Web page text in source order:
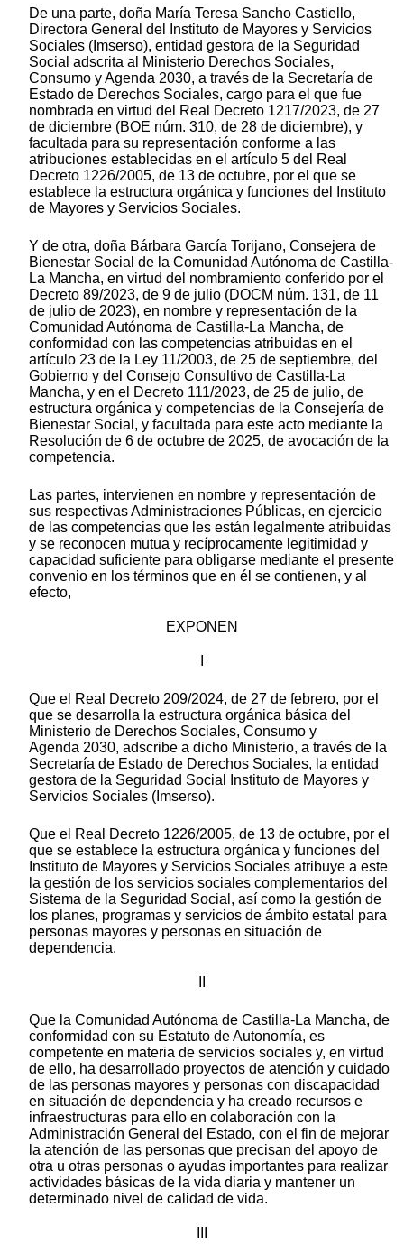
De una parte, doña María Teresa Sancho Castiello,
Directora General del Instituto de Mayores y Servicios
Sociales (Imserso), entidad gestora de la Seguridad
Social adscrita al Ministerio Derechos Sociales,
Consumo y Agenda 2030, a través de la Secretaría de
Estado de Derechos Sociales, cargo para el que fue
nombrada en virtud del Real Decreto 1217/2023, de 27
de diciembre (BOE núm. 310, de 28 de diciembre), y
facultada para su representación conforme a las
atribuciones establecidas en el artículo 5 del Real
Decreto 1226/2005, de 13 de octubre, por el que se
establece la estructura orgánica y funciones del Instituto
de Mayores y Servicios Sociales.
Y de otra, doña Bárbara García Torijano, Consejera de
Bienestar Social de la Comunidad Autónoma de Castilla-
La Mancha, en virtud del nombramiento conferido por el
Decreto 89/2023, de 9 de julio (DOCM núm. 131, de 11
de julio de 2023), en nombre y representación de la
Comunidad Autónoma de Castilla-La Mancha, de
conformidad con las competencias atribuidas en el
artículo 23 de la Ley 11/2003, de 25 de septiembre, del
Gobierno y del Consejo Consultivo de Castilla-La
Mancha, y en el Decreto 111/2023, de 25 de julio, de
estructura orgánica y competencias de la Consejería de
Bienestar Social, y facultada para este acto mediante la
Resolución de 6 de octubre de 2025, de avocación de la
competencia.
Las partes, intervienen en nombre y representación de
sus respectivas Administraciones Públicas, en ejercicio
de las competencias que les están legalmente atribuidas
y se reconocen mutua y recíprocamente legitimidad y
capacidad suficiente para obligarse mediante el presente
convenio en los términos que en él se contienen, y al
efecto,
EXPONEN
Que el Real Decreto 209/2024, de 27 de febrero, por el
que se desarrolla la estructura orgánica básica del
Ministerio de Derechos Sociales, Consumo y
Agenda 2030, adscribe a dicho Ministerio, a través de la
Secretaría de Estado de Derechos Sociales, la entidad
gestora de la Seguridad Social Instituto de Mayores y
Servicios Sociales (Imserso).
Que el Real Decreto 1226/2005, de 13 de octubre, por el
que se establece la estructura orgánica y funciones del
Instituto de Mayores y Servicios Sociales atribuye a este
la gestión de los servicios sociales complementarios del
Sistema de la Seguridad Social, así como la gestión de
los planes, programas y servicios de ámbito estatal para
personas mayores y personas en situación de
dependencia.
Que la Comunidad Autónoma de Castilla-La Mancha, de
conformidad con su Estatuto de Autonomía, es
competente en materia de servicios sociales y, en virtud
de ello, ha desarrollado proyectos de atención y cuidado
de las personas mayores y personas con discapacidad
en situación de dependencia y ha creado recursos e
infraestructuras para ello en colaboración con la
Administración General del Estado, con el fin de mejorar
la atención de las personas que precisan del apoyo de
otra u otras personas o ayudas importantes para realizar
actividades básicas de la vida diaria y mantener un
determinado nivel de calidad de vida.